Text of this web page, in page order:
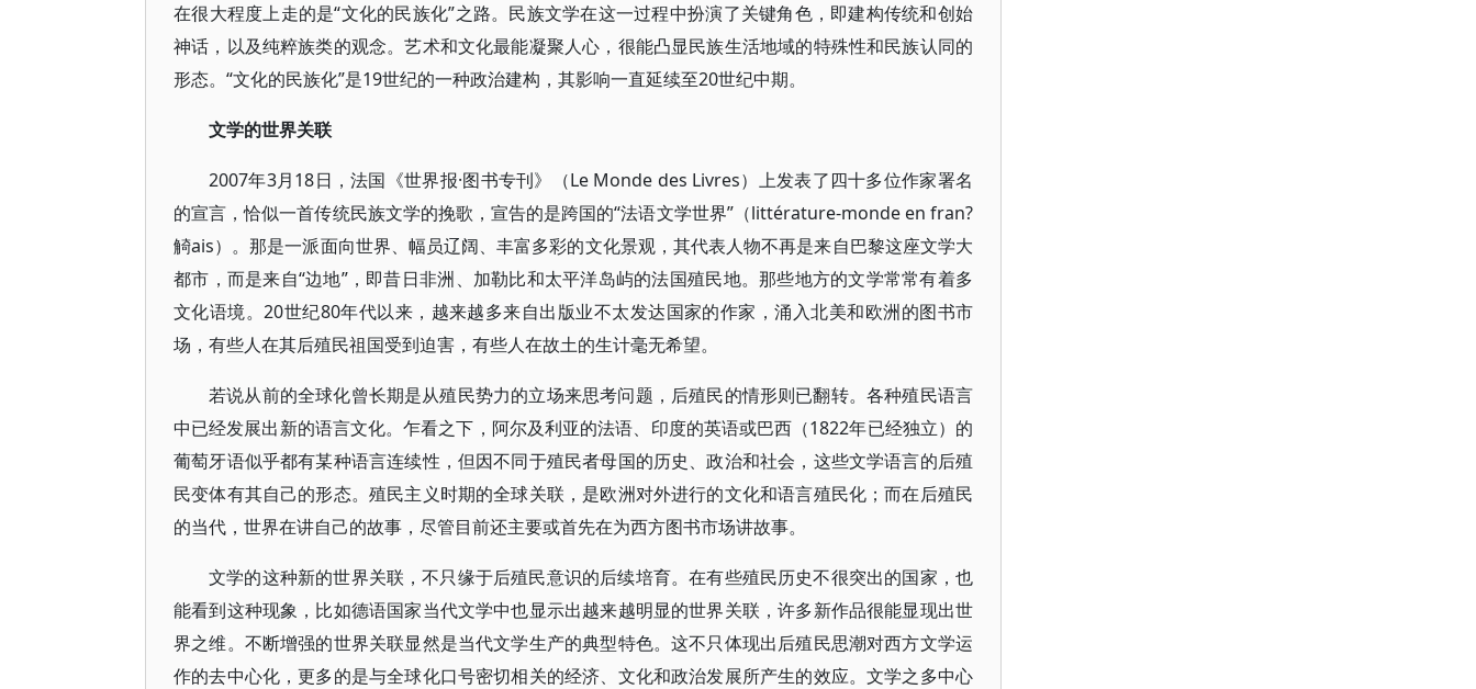
在很大程度上走的是“文化的民族化”之路。民族文学在这一过程中扮演了关键角色，即建构传统和创始
神话，以及纯粹族类的观念。艺术和文化最能凝聚人心，很能凸显民族生活地域的特殊性和民族认同的
形态。“文化的民族化”是19世纪的一种政治建构，其影响一直延续至20世纪中期。
文学的世界关联
2007年3月18日，法国《世界报·图书专刊》（Le Monde des Livres）上发表了四十多位作家署名
的宣言，恰似一首传统民族文学的挽歌，宣告的是跨国的“法语文学世界”（littérature-monde en fran?
觭ais）。那是一派面向世界、幅员辽阔、丰富多彩的文化景观，其代表人物不再是来自巴黎这座文学大
都市，而是来自“边地”，即昔日非洲、加勒比和太平洋岛屿的法国殖民地。那些地方的文学常常有着多
文化语境。20世纪80年代以来，越来越多来自出版业不太发达国家的作家，涌入北美和欧洲的图书市
场，有些人在其后殖民祖国受到迫害，有些人在故土的生计毫无希望。
若说从前的全球化曾长期是从殖民势力的立场来思考问题，后殖民的情形则已翻转。各种殖民语言
中已经发展出新的语言文化。乍看之下，阿尔及利亚的法语、印度的英语或巴西（1822年已经独立）的
葡萄牙语似乎都有某种语言连续性，但因不同于殖民者母国的历史、政治和社会，这些文学语言的后殖
民变体有其自己的形态。殖民主义时期的全球关联，是欧洲对外进行的文化和语言殖民化；而在后殖民
的当代，世界在讲自己的故事，尽管目前还主要或首先在为西方图书市场讲故事。
文学的这种新的世界关联，不只缘于后殖民意识的后续培育。在有些殖民历史不很突出的国家，也
能看到这种现象，比如德语国家当代文学中也显示出越来越明显的世界关联，许多新作品很能显现出世
界之维。不断增强的世界关联显然是当代文学生产的典型特色。这不只体现出后殖民思潮对西方文学运
作的去中心化，更多的是与全球化口号密切相关的经济、文化和政治发展所产生的效应。文学之多中心